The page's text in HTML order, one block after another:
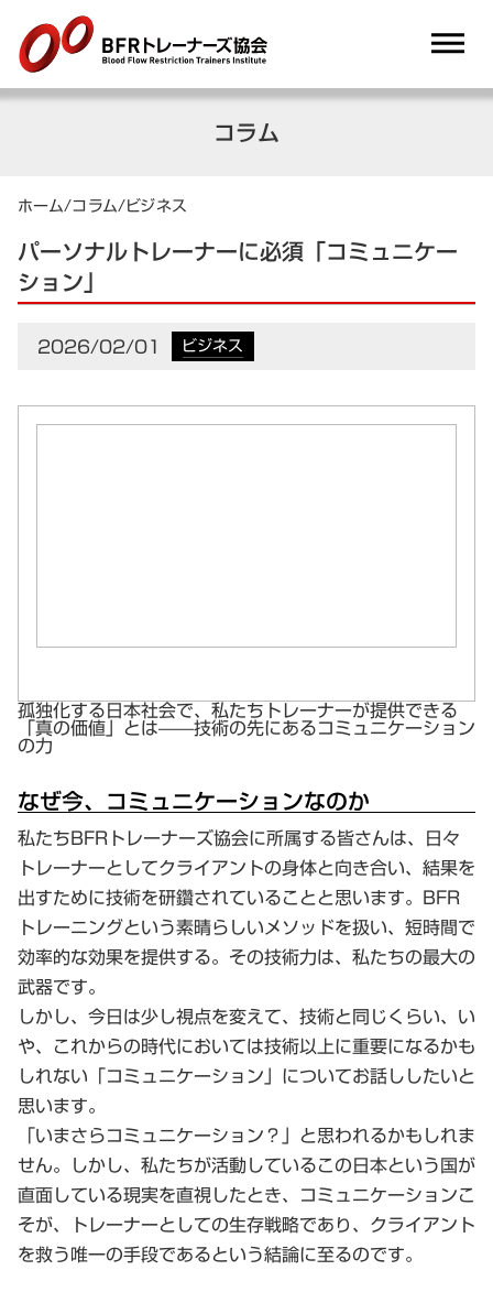
dehaze
コラム
ホーム/コラム/ビジネス
パーソナルトレーナーに必須「コミュニケー
ション」
2026/02/01 ビジネス
孤独化する日本社会で、私たちトレーナーが提供できる
「真の価値」とは——技術の先にあるコミュニケーション
の力
なぜ今、コミュニケーションなのか
私たちBFRトレーナーズ協会に所属する皆さんは、日々
トレーナーとしてクライアントの身体と向き合い、結果を
出すために技術を研鑽されていることと思います。BFR
トレーニングという素晴らしいメソッドを扱い、短時間で
効率的な効果を提供する。その技術力は、私たちの最大の
武器です。
しかし、今日は少し視点を変えて、技術と同じくらい、い
や、これからの時代においては技術以上に重要になるかも
しれない「コミュニケーション」についてお話ししたいと
思います。
「いまさらコミュニケーション？」と思われるかもしれま
せん。しかし、私たちが活動しているこの日本という国が
直面している現実を直視したとき、コミュニケーションこ
そが、トレーナーとしての生存戦略であり、クライアント
を救う唯一の手段であるという結論に至るのです。